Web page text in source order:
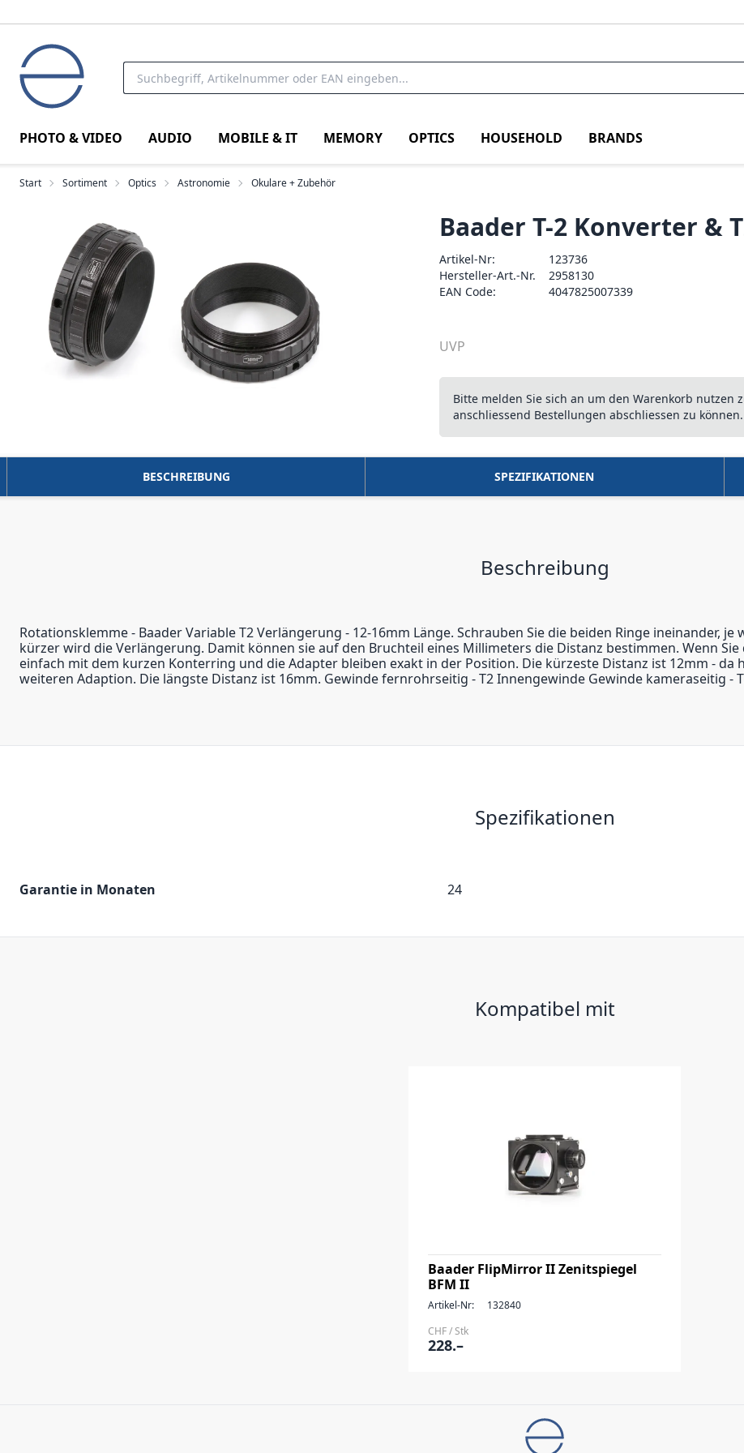
PHOTO & VIDEO AUDIO MOBILE & IT MEMORY OPTICS HOUSEHOLD BRANDS
Start Sortiment Optics Astronomie Okulare + Zubehör
Baader T-2 Konverter &
Artikel-Nr:
123736
Hersteller-Art.-Nr.
2958130
EAN Code:
4047825007339
UVP
Bitte melden Sie sich an um den Warenkorb nutzen
anschliessend Bestellungen abschliessen zu können.
BESCHREIBUNG SPEZIFIKATIONEN
Beschreibung
Rotationsklemme - Baader Variable T2 Verlängerung - 12-16mm Länge. Schrauben Sie die beiden Ringe ineinander,
kürzer wird die Verlängerung. Damit können sie auf den Bruchteil eines Millimeters die Distanz bestimmen. Wenn
einfach mit dem kurzen Konterring und die Adapter bleiben exakt in der Position. Die kürzeste Distanz ist 12mm - da
weiteren Adaption. Die längste Distanz ist 16mm. Gewinde fernrohrseitig - T2 Innengewinde Gewinde kameraseitig -
Spezifikationen
Garantie in Monaten 24
Kompatibel mit
Baader FlipMirror II Zenitspiegel
BFM II
Artikel-Nr:
132840
CHF / Stk
228.–